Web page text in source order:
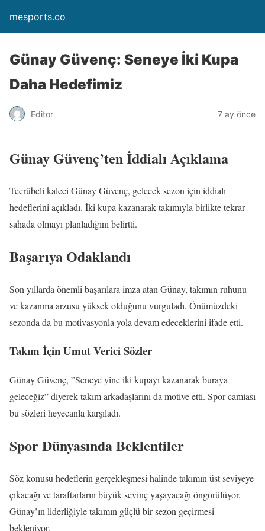
mesports.co
Günay Güvenç: Seneye İki Kupa
Daha Hedefimiz
Editor 7 ay önce
Günay Güvenç’ten İddialı Açıklama
Tecrübeli kaleci Günay Güvenç, gelecek sezon için iddialı
hedeflerini açıkladı. İki kupa kazanarak takımıyla birlikte tekrar
sahada olmayı planladığını belirtti.
Başarıya Odaklandı
Son yıllarda önemli başarılara imza atan Günay, takımın ruhunu
ve kazanma arzusu yüksek olduğunu vurguladı. Önümüzdeki
sezonda da bu motivasyonla yola devam edeceklerini ifade etti.
Takım İçin Umut Verici Sözler
Günay Güvenç, ”Seneye yine iki kupayı kazanarak buraya
geleceğiz” diyerek takım arkadaşlarını da motive etti. Spor camiası
bu sözleri heyecanla karşıladı.
Spor Dünyasında Beklentiler
Söz konusu hedeflerin gerçekleşmesi halinde takımın üst seviyeye
çıkacağı ve taraftarların büyük sevinç yaşayacağı öngörülüyor.
Günay’ın liderliğiyle takımın güçlü bir sezon geçirmesi
bekleniyor.